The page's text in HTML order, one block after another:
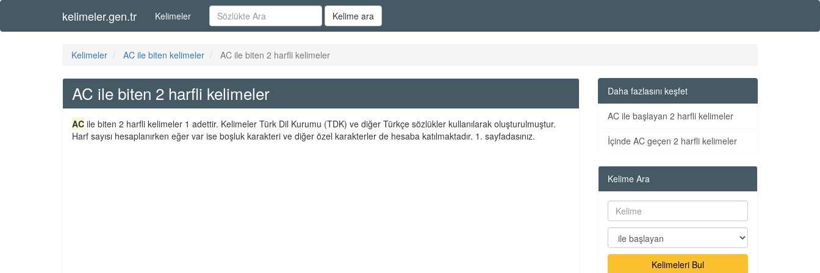
kelimeler.gen.tr Kelimeler Kelime ara
Kelimeler AC ile biten kelimeler AC ile biten 2 harfli kelimeler
AC ile biten 2 harfli kelimeler
AC ile biten 2 harfli kelimeler 1 adettir. Kelimeler Türk Dil Kurumu (TDK) ve diğer Türkçe sözlükler kullanılarak oluşturulmuştur.
Harf sayısı hesaplanırken eğer var ise boşluk karakteri ve diğer özel karakterler de hesaba katılmaktadır. 1. sayfadasınız.
Daha fazlasını keşfet
AC ile başlayan 2 harfli kelimeler
İçinde AC geçen 2 harfli kelimeler
Kelime Ara
Kelimeleri Bul